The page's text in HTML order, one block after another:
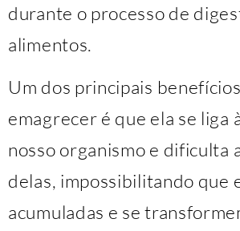
durante o processo de
alimentos.
Um dos principais
emagrecer é que ela se liga
nosso organismo e dificulta
delas, impossibilitando que
acumuladas e se